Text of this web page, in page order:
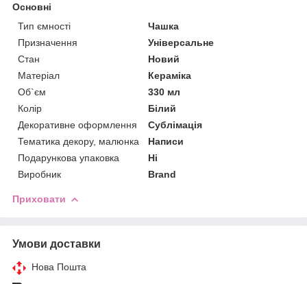
Основні
Тип ємності
Чашка
Призначення
Універсальне
Стан
Новий
Матеріал
Кераміка
Об`єм
330 мл
Колір
Білий
Декоративне оформлення
Сублімація
Тематика декору, малюнка
Написи
Подарункова упаковка
Ні
Виробник
Brand
Приховати
Умови доставки
Нова Пошта